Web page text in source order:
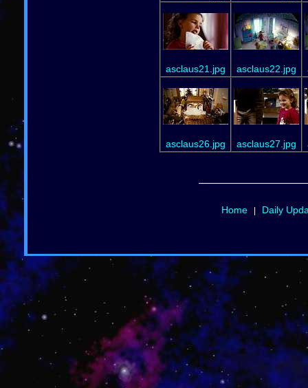
asclaus21.jpg asclaus22.jpg
asclaus26.jpg asclaus27.jpg
Home| Daily